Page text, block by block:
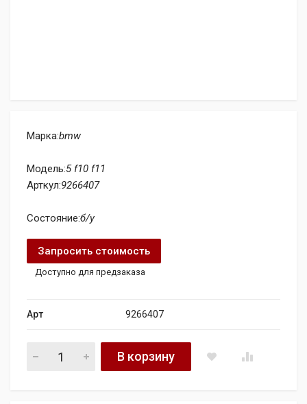
Марка:bmw
Модель:5 f10 f11
Арткул:9266407
Состояние:б/у
Запросить стоимость
Доступно для предзаказа
Арт 9266407
блок gateway блок управления zgw bmw 5 f10 9266407
В корзину